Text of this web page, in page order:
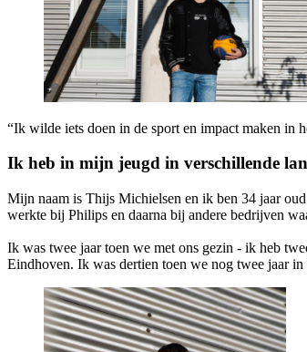
“Ik wilde iets doen in de sport en impact maken in
Ik heb in mijn jeugd in verschillende
Mijn naam is Thijs Michielsen en ik ben 34 jaar
werkte bij Philips en daarna bij andere bedrijven
Ik was twee jaar toen we met ons gezin - ik heb
Eindhoven. Ik was dertien toen we nog twee jaar